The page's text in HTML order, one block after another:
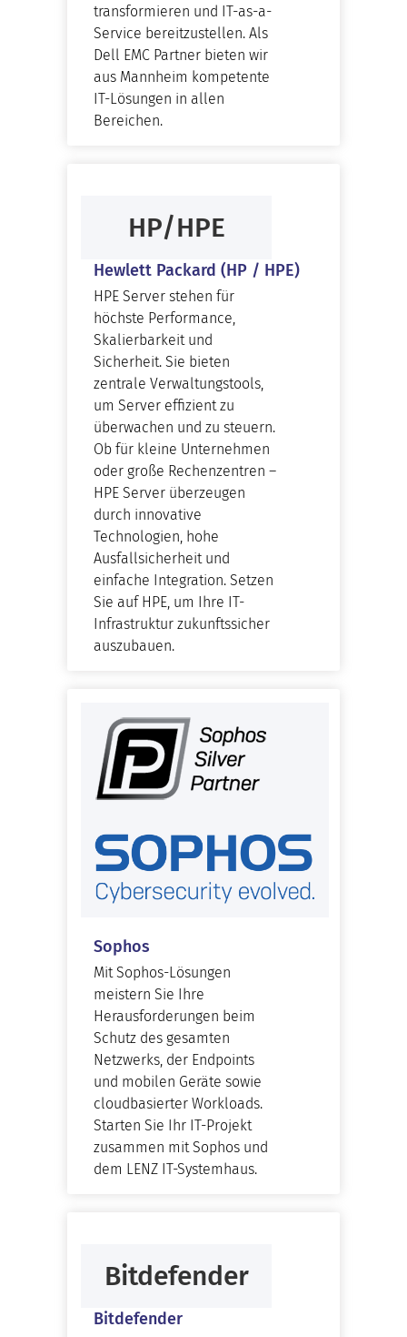
transformieren und IT-as-a-
Service bereitzustellen. Als
Dell EMC Partner bieten wir
aus Mannheim kompetente
IT-Lösungen in allen
Bereichen.
HP/HPE
Hewlett Packard (HP / HPE)
HPE Server stehen für
höchste Performance,
Skalierbarkeit und
Sicherheit. Sie bieten
zentrale Verwaltungstools,
um Server effizient zu
überwachen und zu steuern.
Ob für kleine Unternehmen
oder große Rechenzentren –
HPE Server überzeugen
durch innovative
Technologien, hohe
Ausfallsicherheit und
einfache Integration. Setzen
Sie auf HPE, um Ihre IT-
Infrastruktur zukunftssicher
auszubauen.
Sophos
Mit Sophos-Lösungen
meistern Sie Ihre
Herausforderungen beim
Schutz des gesamten
Netzwerks, der Endpoints
und mobilen Geräte sowie
cloudbasierter Workloads.
Starten Sie Ihr IT-Projekt
zusammen mit Sophos und
dem LENZ IT-Systemhaus.
Bitdefender
Bitdefender